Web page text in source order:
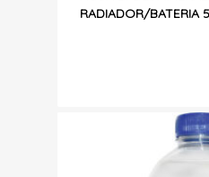
RADIADOR/BATERIA